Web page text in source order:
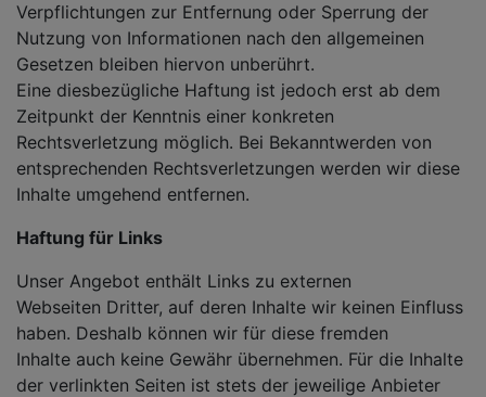
Verpflichtungen zur Entfernung oder Sperrung der
Nutzung von Informationen nach den allgemeinen
Gesetzen bleiben hiervon unberührt.
Eine diesbezügliche Haftung ist jedoch erst ab dem
Zeitpunkt der Kenntnis einer konkreten
Rechtsverletzung möglich. Bei Bekanntwerden von
entsprechenden Rechtsverletzungen werden wir diese
Inhalte umgehend entfernen.
Haftung für Links
Unser Angebot enthält Links zu externen
Webseiten Dritter, auf deren Inhalte wir keinen Einfluss
haben. Deshalb können wir für diese fremden
Inhalte auch keine Gewähr übernehmen. Für die Inhalte
der verlinkten Seiten ist stets der jeweilige Anbieter